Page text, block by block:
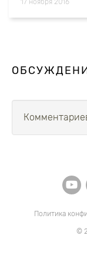
17 ноября 2016
Политика
©